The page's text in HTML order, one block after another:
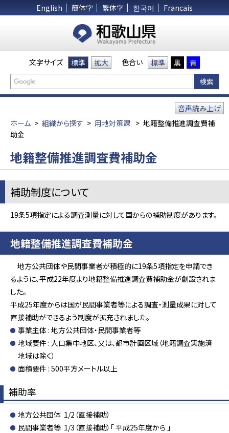
English 簡体字 繁体字 한국어 Francais
文字サイズ 標準 拡大 色合い 標準 黒 青
ホーム > 組織から探す > 用地対策課 > 地籍整備推進調査費補
助金
音声読み上げ
地籍整備推進調査費補助金
補助制度について
19条5項指定による調査測量に対して国からの補助制度があります。
地籍整備推進調査費補助金
地方公共団体や民間事業者が積極的に19条5項指定を申請でき
るように、平成22年度より地籍整備推進調査費補助金が創設されま
した。
平成25年度からは国が民間事業者等による調査・測量成果に対して
直接補助ができるよう制度が拡充されました。
事業主体 : 地方公共団体・民間事業者等
地域要件 : 人口集中地区、又は、都市計画区域（地籍調査実施済
地域は除く）
面積要件 : 500平方メートル以上
補助率
地方公共団体 1/2（直接補助）
民間事業者等 1/3（直接補助）「 平成25年度から 」